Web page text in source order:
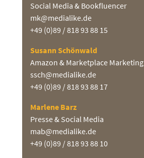
Social Media & Bookfluencer
mk@medialike.de
+49 (0)89 / 818 93 88 15
Susann Schönwald
Amazon & Marketplace Marketing
ssch@medialike.de
+49 (0)89 / 818 93 88 17
Marlene Barz
Presse & Social Media
mab@medialike.de
+49 (0)89 / 818 93 88 10